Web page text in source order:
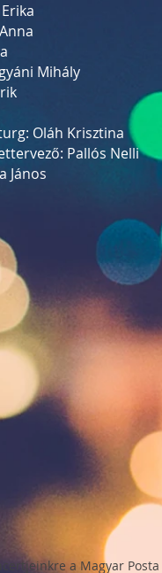
Mihály
Oláh Krisztina
Pallós Nelli
János
rtjeinkre a Magyar Posta